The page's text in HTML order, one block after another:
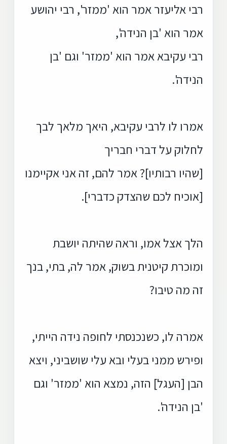
רבי אליעזר אמר הוא 'ממזר', רבי יהושע
אמר הוא 'בן הנידה',
רבי עקיבא אמר הוא 'ממזר' וגם 'בן
הנידה'.
אמרו לו לרבי עקיבא, היאך מלאך לבך
לחלוק על דברי חבריך
[שהיו רבותיו]? אמר להם, זה אני אקיימנו
[אוכיח לכם שהצדק כדברי].
הלך אצל אמו, וראה שהיתה יושבת
ומוכרת קיטנית בשוק, אמר לה, בתי, בנך
זה מה טיבו?
אמרה לו, כשנכנסתי לחופה נידה הייתי,
ופירש ממני בעלי ובא עלי שושביני, ויצא
הבן [העגל] הזה, נמצא הוא 'ממזר' וגם
'בן הנידה'.